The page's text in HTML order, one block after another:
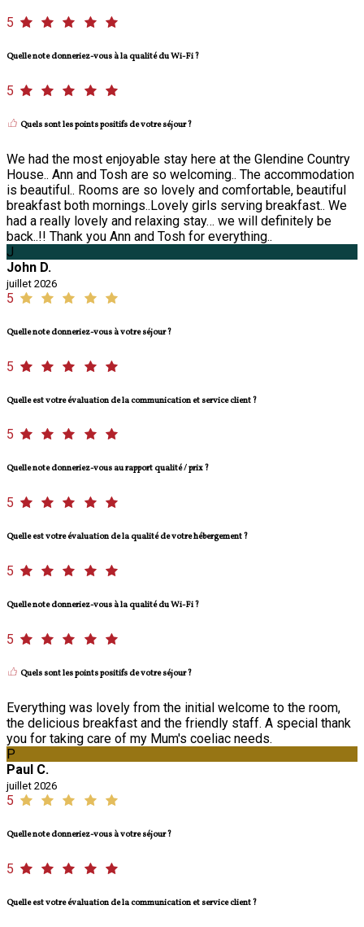
5
Quelle note donneriez-vous à la qualité du Wi-Fi ?
5
Quels sont les points positifs de votre séjour ?
We had the most enjoyable stay here at the Glendine Country
House.. Ann and Tosh are so welcoming.. The accommodation
is beautiful.. Rooms are so lovely and comfortable, beautiful
breakfast both mornings..Lovely girls serving breakfast.. We
had a really lovely and relaxing stay… we will definitely be
back..!! Thank you Ann and Tosh for everything..
J
John D.
juillet 2026
5
Quelle note donneriez-vous à votre séjour ?
5
Quelle est votre évaluation de la communication et service client ?
5
Quelle note donneriez-vous au rapport qualité / prix ?
5
Quelle est votre évaluation de la qualité de votre hébergement ?
5
Quelle note donneriez-vous à la qualité du Wi-Fi ?
5
Quels sont les points positifs de votre séjour ?
Everything was lovely from the initial welcome to the room,
the delicious breakfast and the friendly staff. A special thank
you for taking care of my Mum's coeliac needs.
P
Paul C.
juillet 2026
5
Quelle note donneriez-vous à votre séjour ?
5
Quelle est votre évaluation de la communication et service client ?